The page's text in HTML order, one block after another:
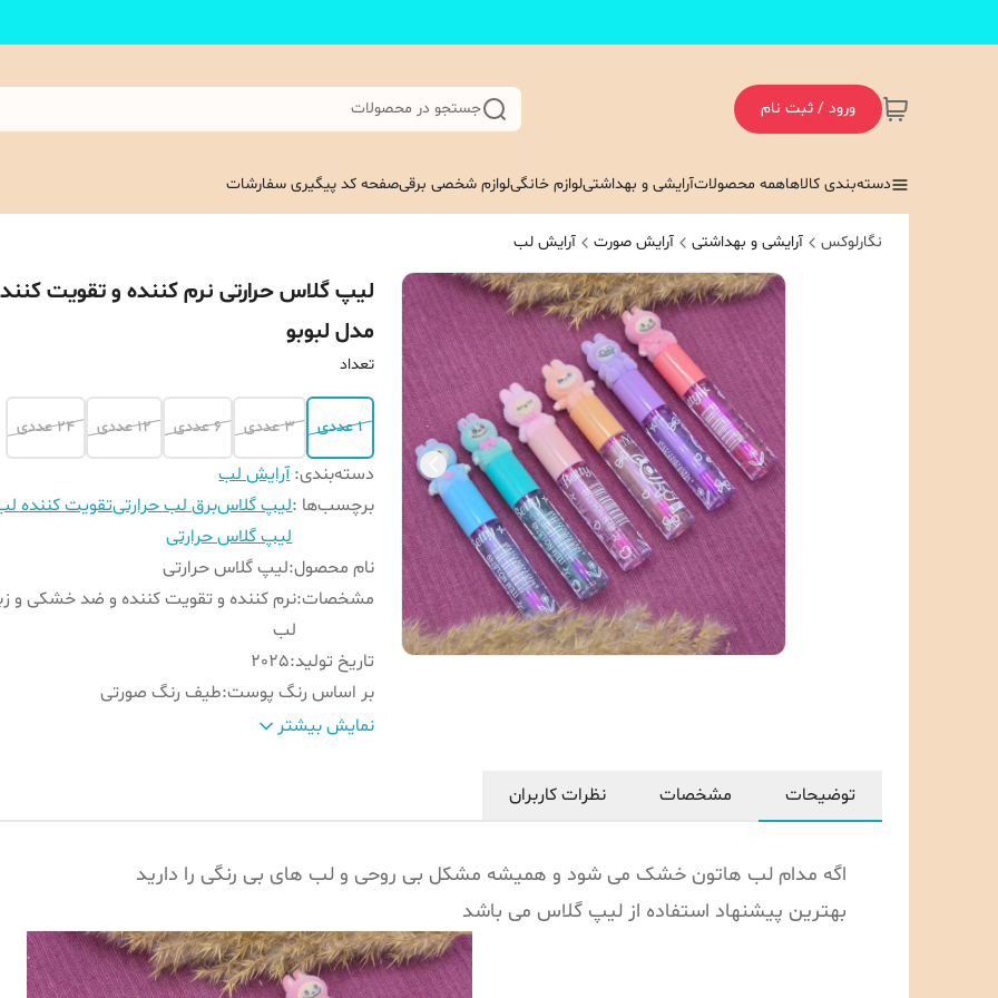
ورود / ثبت نام جستجو در محصولات
دسته‌بندی کالاهاهمه محصولاتآرایشی و بهداشتیلوازم خانگیلوازم شخصی برقیصفحه کد پیگیری سفارشات
نگارلوکس آرایشی و بهداشتی آرایش صورت آرایش لب
لیپ گلاس حرارتی نرم کننده و تقویت
مدل لبوبو
تعداد
1 عددی 3 عددی 6 عددی 12 عددی 24 عددی
دسته‌بندی:آرایش لب
برچسب‌ها :لیپ گلاسبرق لب حرارتیتقویت کننده
لیپ گلاس حرارتی
نام محصول:لیپ گلاس حرارتی
مشخصات:نرم کننده و تقویت کننده و ضد خشکی و
لب
تاریخ تولید:
2025
بر اساس رنگ پوست:طیف رنگ صورتی
کشور تولید کننده
نمایش بیشتر
توضیحات مشخصات نظرات کاربران
اگه مدام لب هاتون خشک می شود و همیشه مشکل بی روحی و لب های بی رنگی را دارید
بهترین پیشنهاد استفاده از لیپ گلاس می باشد